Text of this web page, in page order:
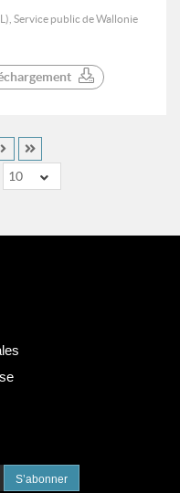
Service public de Wallonie
10
S’abonner